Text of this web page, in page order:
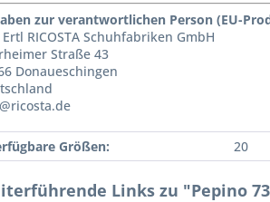
zur verantwortlichen Person (EU-
Ertl RICOSTA Schuhfabriken GmbH
Straße 43
Donaueschingen
Größen: 20
Links zu "Pepino